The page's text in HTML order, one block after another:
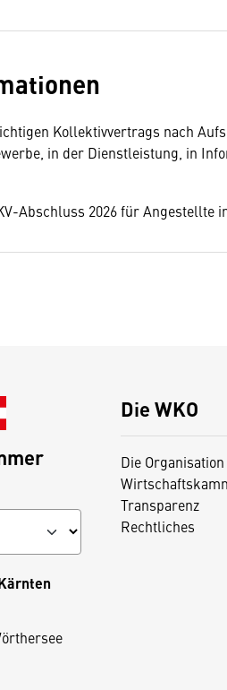
Kollektivvertrags nach
in der Dienstleistung, in
Abschluss 2026 für Angestellte
Die WKO
Die Organisation
Transparenz
Rechtliches